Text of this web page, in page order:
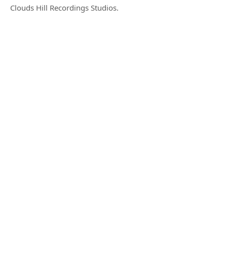
Clouds Hill Recordings Studios.